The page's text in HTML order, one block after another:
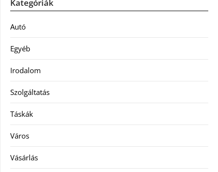
Kategóriák
Autó
Egyéb
Irodalom
Szolgáltatás
Táskák
Város
Vásárlás